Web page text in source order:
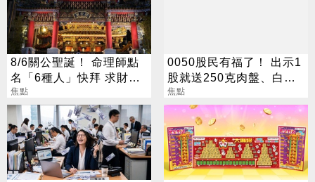
8/6關公聖誕！ 命理師點
名「6種人」快拜 求財求
職保平安
焦點
0050股民有福了！ 出示1
股就送250克肉盤、白蝦
火鍋店神行銷掀暴動
焦點